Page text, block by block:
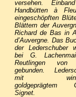
versehen.
Handbütten à
eingeschöpften
Blättern der
Richard de Bas in
d’Auvergne. Das
der Lederschuber
bei G.
Reutlingen von
gebunden.
mit
goldgeprägtem
Signet.